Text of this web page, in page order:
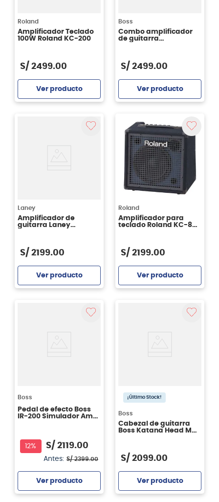
Roland
Amplificador Teclado
100W Roland KC-200
S/ 2499.00
Ver producto
Boss
Combo amplificador
de guitarra
S/ 2499.00
Ver producto
Laney
Amplificador de
guitarra Laney
S/ 2199.00
Ver producto
Roland
Amplificador para
teclado Roland KC-80
S/ 2199.00
Ver producto
Boss
Pedal de efecto Boss
IR-200 Simulador Amp
12% S/ 2119.00
Antes: S/ 2399.00
Ver producto
¡Último Stock!
Boss
Cabezal de guitarra
Boss Katana Head MKII
S/ 2099.00
Ver producto